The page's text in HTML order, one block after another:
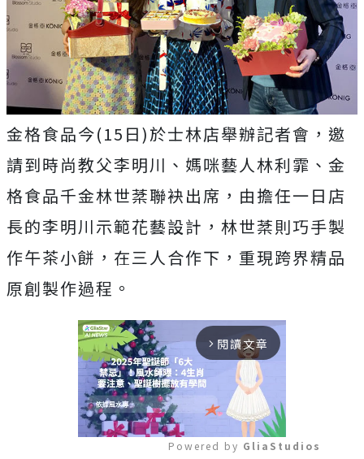
金格食品今(15日)於士林店舉辦記者會，邀
請到時尚教父李明川、媽咪藝人林利霏、金
格食品千金林世棻聯袂出席，由擔任一日店
長的李明川示範花藝設計，林世棻則巧手製
作午茶小餅，在三人合作下，重現跨界精品
原創製作過程。
arrow_forward_ios 閱讀文章
Powered by GliaStudios